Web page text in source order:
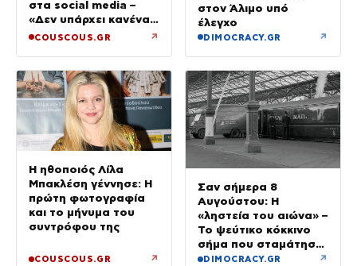
στα social media –
«Δεν υπάρχει κανένας
λόγος να φοβόμαστε»
COUSCOUS.GR ↗
στον Άλιμο υπό
έλεγχο
DIMOCRACY.GR ↗
Η ηθοποιός Λίλα
Μπακλέση γέννησε: Η
πρώτη φωτογραφία
και το μήνυμα του
συντρόφου της
COUSCOUS.GR ↗
Σαν σήμερα 8
Αυγούστου: Η
«ληστεία του αιώνα» –
Το ψεύτικο κόκκινο
σήμα που σταμάτησε
τρένο με 2,6 εκατ.
DIMOCRACY.GR ↗